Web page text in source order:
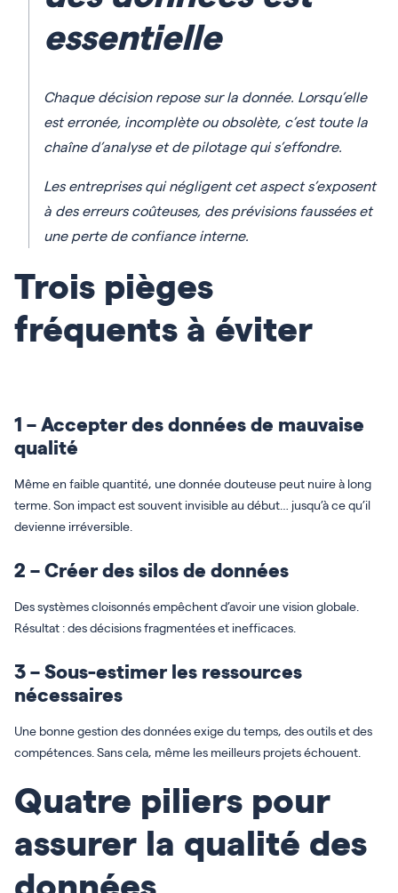
essentielle
Chaque décision repose sur la donnée. Lorsqu’elle
est erronée, incomplète ou obsolète, c’est toute la
chaîne d’analyse et de pilotage qui s’effondre.
Les entreprises qui négligent cet aspect s’exposent
à des erreurs coûteuses, des prévisions faussées et
une perte de confiance interne.
Trois pièges
fréquents à éviter
1 – Accepter des données de mauvaise
qualité
Même en faible quantité, une donnée douteuse peut nuire à long
terme. Son impact est souvent invisible au début… jusqu’à ce qu’il
devienne irréversible.
2 – Créer des silos de données
Des systèmes cloisonnés empêchent d’avoir une vision globale.
Résultat : des décisions fragmentées et inefficaces.
3 – Sous-estimer les ressources
nécessaires
Une bonne gestion des données exige du temps, des outils et des
compétences. Sans cela, même les meilleurs projets échouent.
Quatre piliers pour
assurer la qualité des
données